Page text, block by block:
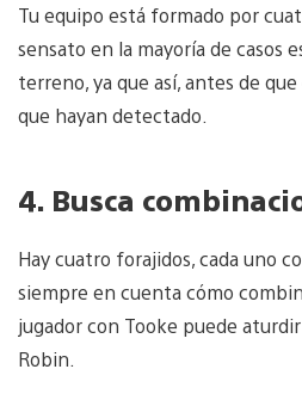
Tu equipo está formado por
sensato en la mayoría de casos
terreno, ya que así, antes de
que hayan detectado.
4. Busca
Hay cuatro forajidos, cada uno
siempre en cuenta cómo
jugador con Tooke puede
Robin.